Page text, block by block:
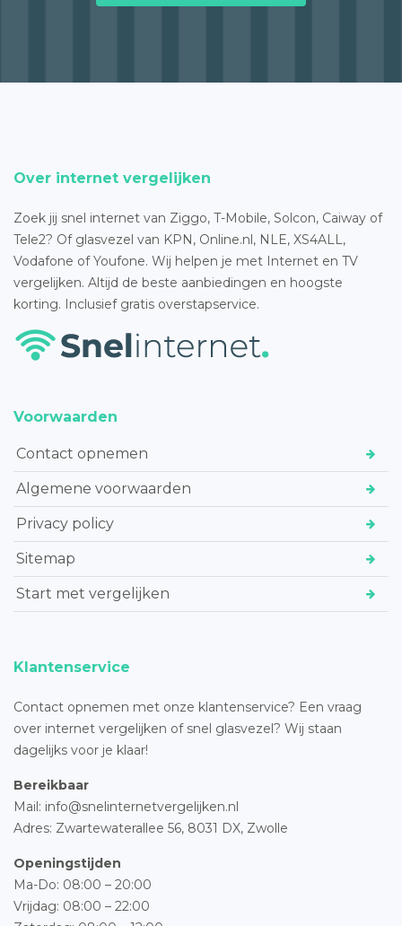
Over internet vergelijken
Zoek jij snel internet van Ziggo, T-Mobile, Solcon, Caiway of
Tele2? Of glasvezel van KPN, Online.nl, NLE, XS4ALL,
Vodafone of Youfone. Wij helpen je met Internet en TV
vergelijken. Altijd de beste aanbiedingen en hoogste
korting. Inclusief gratis overstapservice.
Voorwaarden
Contact opnemen
Algemene voorwaarden
Privacy policy
Sitemap
Start met vergelijken
Klantenservice
Contact opnemen met onze klantenservice? Een vraag
over internet vergelijken of snel glasvezel? Wij staan
dagelijks voor je klaar!
Bereikbaar
Mail: info@snelinternetvergelijken.nl
Adres: Zwartewaterallee 56, 8031 DX, Zwolle
Openingstijden
Ma-Do: 08:00 – 20:00
Vrijdag: 08:00 – 22:00